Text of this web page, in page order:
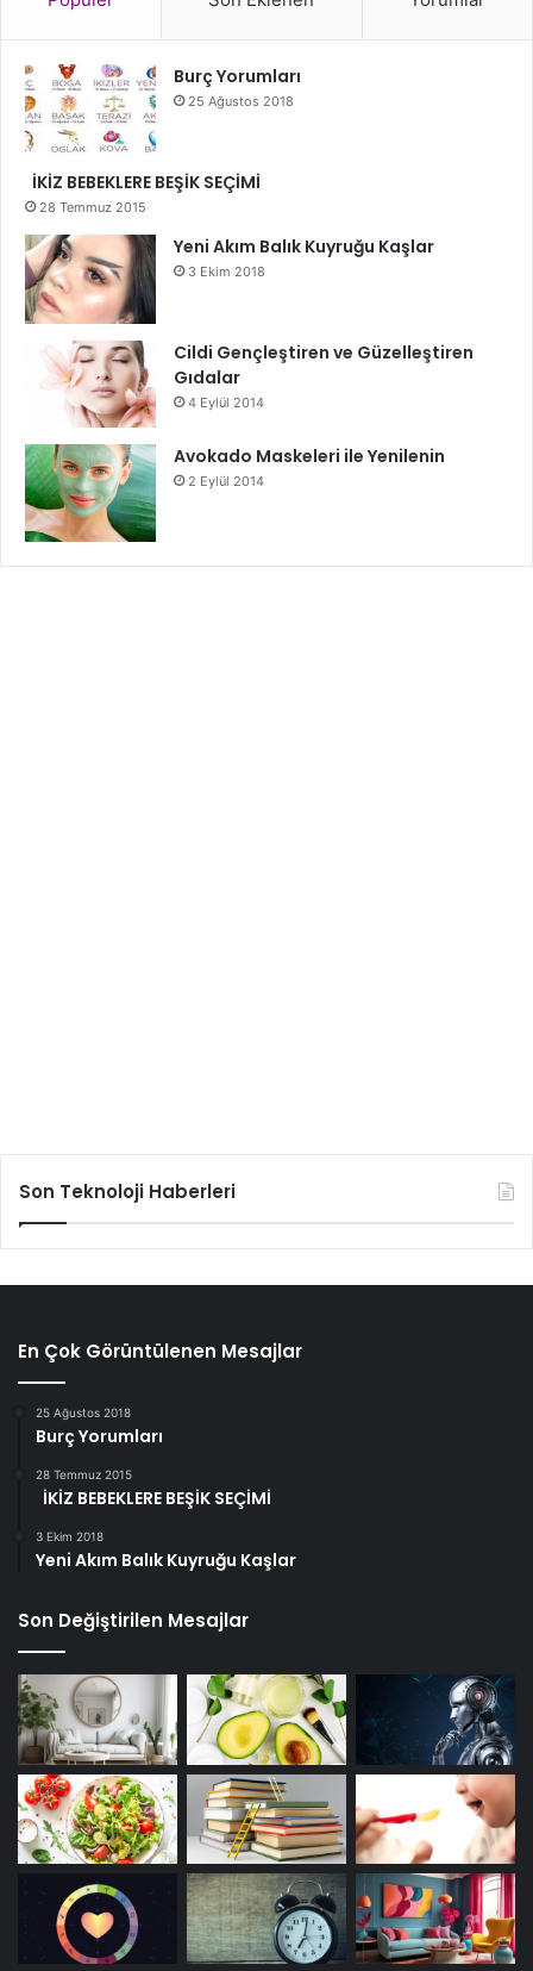
Burç Yorumları
25 Ağustos 2018
İKİZ BEBEKLERE BEŞİK SEÇİMİ
28 Temmuz 2015
Yeni Akım Balık Kuyruğu Kaşlar
3 Ekim 2018
Cildi Gençleştiren ve Güzelleştiren
Gıdalar
4 Eylül 2014
Avokado Maskeleri ile Yenilenin
2 Eylül 2014
Son Teknoloji Haberleri
En Çok Görüntülenen Mesajlar
25 Ağustos 2018
Burç Yorumları
28 Temmuz 2015
İKİZ BEBEKLERE BEŞİK SEÇİMİ
3 Ekim 2018
Yeni Akım Balık Kuyruğu Kaşlar
Son Değiştirilen Mesajlar